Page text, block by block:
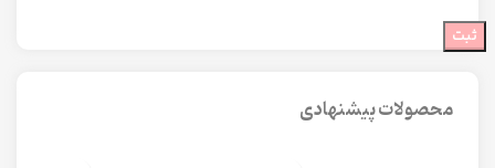
محصولات پیشنهادی